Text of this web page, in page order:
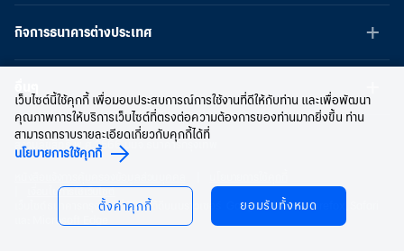
กิจการธนาคารต่างประเทศ
สงวนลิขสิทธิ์ พ.ศ.2566 บมจ.ธนาคารกรุงเทพ
เงื่อนไขการใช้เว็บไซต์
เว็บไซต์ธนาคารกรุงเทพ ใช้งานได้ดีบนบราวเซอร์ Google Chrome, Firefox, Safari
และ Microsoft Edge
เว็บไซต์นี้ใช้คุกกี้ เพื่อมอบประสบการณ์การใช้งานที่ดีให้กับท่าน และเพื่อพัฒนา
คุณภาพการให้บริการเว็บไซต์ที่ตรงต่อความต้องการของท่านมากยิ่งขึ้น ท่าน
สามารถทราบรายละเอียดเกี่ยวกับคุกกี้ได้ที่
นโยบายการใช้คุกกี้
ตั้งค่าคุกกี้ ยอมรับทั้งหมด